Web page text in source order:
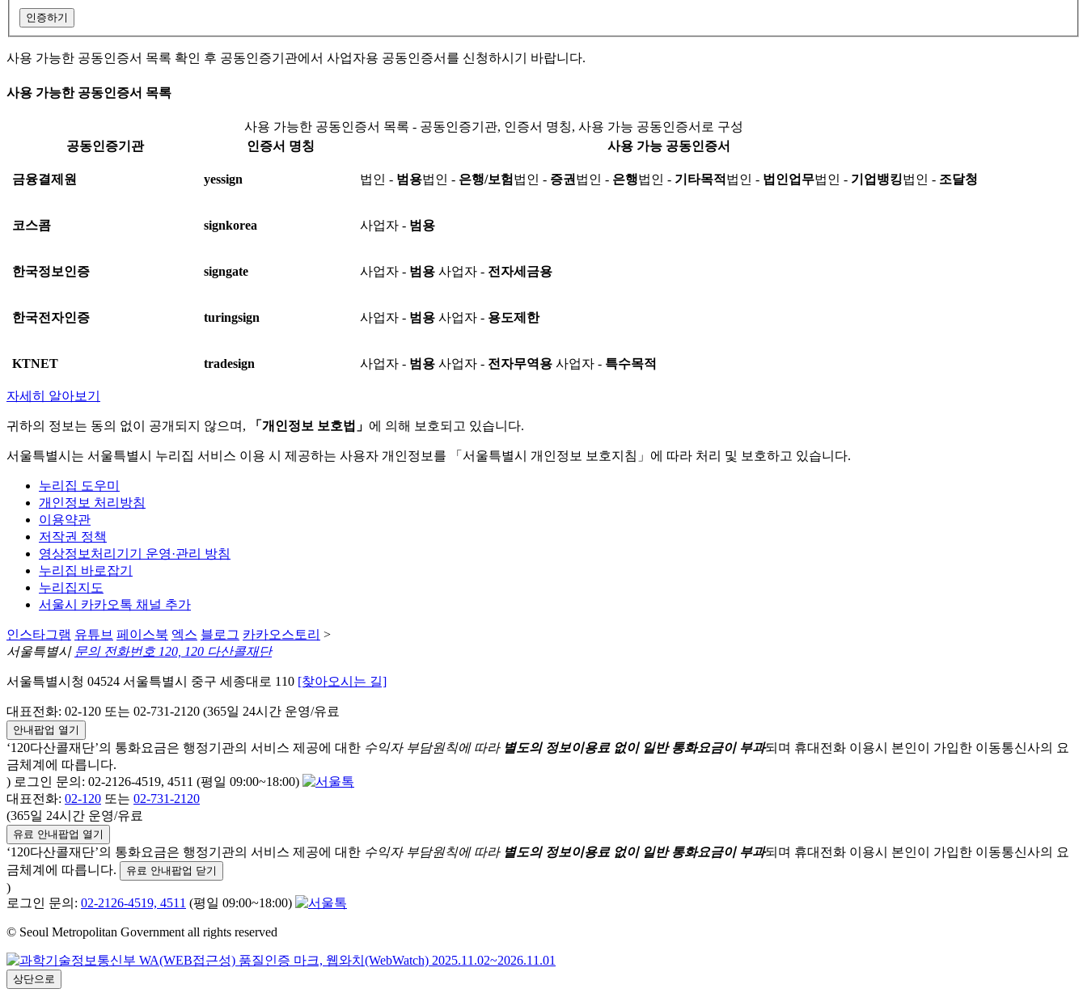
인증하기
사용 가능한 공동인증서 목록 확인 후 공동인증기관에서 사업자용 공동인증서를 신청하시기 바랍니다.
사용 가능한 공동인증서 목록
사용 가능한 공동인증서 목록 - 공동인증기관, 인증서 명칭, 사용 가능 공동인증서로 구성
공동인증기관
인증서 명칭 사용 가능 공동인증서
금융결제원 yessign 법인 - 범용법인 - 은행/보험 법인 - 증권 법인 - 은행법인 - 기타목적 법인 - 법인업무법인 - 기업뱅킹법인 - 조달청
코스콤 signkorea 사업자 - 범용
한국정보인증 signgate 사업자 - 범용 사업자 - 전자세금용
한국전자인증 turingsign 사업자 - 범용 사업자 - 용도제한
KTNET tradesign 사업자 - 범용 사업자 - 전자무역용 사업자 - 특수목적
자세히 알아보기
귀하의 정보는 동의 없이 공개되지 않으며, 「개인정보 보호법」 에 의해 보호되고 있습니다.
서울특별시는 서울특별시 누리집 서비스 이용 시 제공하는 사용자 개인정보를 「서울특별시 개인정보 보호지침」에 따라 처리 및 보호하고 있습니다.
누리집 도우미
개인정보 처리방침
이용약관
저작권 정책
영상정보처리기기 운영·관리 방침
누리집 바로잡기
누리집지도
서울시 카카오톡 채널 추가
인스타그램 유튜브 페이스북 엑스 블로그 카카오스토리 >
서울특별시 문의 전화번호 120, 120 다산콜재단
서울특별시청 04524 서울특별시 중구 세종대로 110 [찾아오시는 길]
대표전화: 02-120 또는 02-731-2120 (365일 24시간 운영/유료
안내팝업 열기
‘120다산콜재단’의 통화요금은 행정기관의 서비스 제공에 대한 수익자 부담원칙에 따라 별도의 정보이용료 없이 일반 통화요금이 부과되며 휴대전화 이용시 본인이 가입한 이동통신사의 요
금체계에 따릅니다.
) 로그인 문의: 02-2126-4519, 4511 (평일 09:00~18:00)
대표전화: 02-120 또는 02-731-2120
(365일 24시간 운영/유료
유료 안내팝업 열기
‘120다산콜재단’의 통화요금은 행정기관의 서비스 제공에 대한 수익자 부담원칙에 따라 별도의 정보이용료 없이 일반 통화요금이 부과되며 휴대전화 이용시 본인이 가입한 이동통신사의 요
금체계에 따릅니다.
유료 안내팝업 닫기
)
로그인 문의: 02-2126-4519, 4511 (평일 09:00~18:00)
© Seoul Metropolitan Government all rights reserved
상단으로